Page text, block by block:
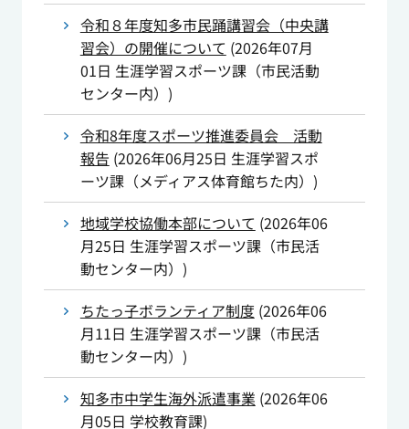
令和８年度知多市民踊講習会（中央講
習会）の開催について (2026年07月
01日 生涯学習スポーツ課（市民活動
センター内） )
令和8年度スポーツ推進委員会 活動
報告 (2026年06月25日 生涯学習スポ
ーツ課（メディアス体育館ちた内） )
地域学校協働本部について (2026年06
月25日 生涯学習スポーツ課（市民活
動センター内） )
ちたっ子ボランティア制度 (2026年06
月11日 生涯学習スポーツ課（市民活
動センター内） )
知多市中学生海外派遣事業 (2026年06
月05日 学校教育課)